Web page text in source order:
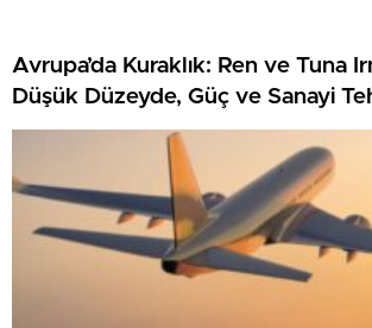
Avrupa’da Kuraklık: Ren ve Tuna
Düşük Düzeyde, Güç ve Sanayi